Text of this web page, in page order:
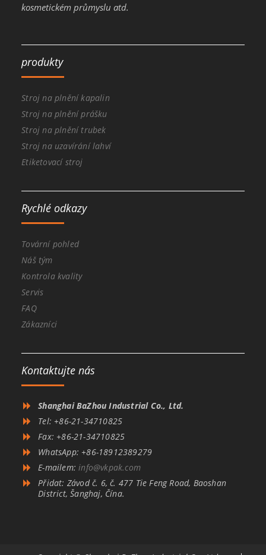
kosmetickém průmyslu atd.
produkty
Stroj na plnění kapalin
Stroj na plnění prášku
Stroj na plnění trubek
Stroj na uzavírání lahví
Etiketovací stroj
Rychlé odkazy
Tovární pohled
Náš tým
Kontrola kvality
Servis
FAQ
Zákazníci
Kontaktujte nás
Shanghai BaZhou Industrial Co., Ltd.
Tel: +86-21-34710825
Fax: +86-21-34710825
WhatsApp: +86-18912389279
E-mailem:info@vkpak.com
Přidat: Závod č. 6, č. 477 Tie Feng Road, Baoshan
District, Šanghaj, Čína.